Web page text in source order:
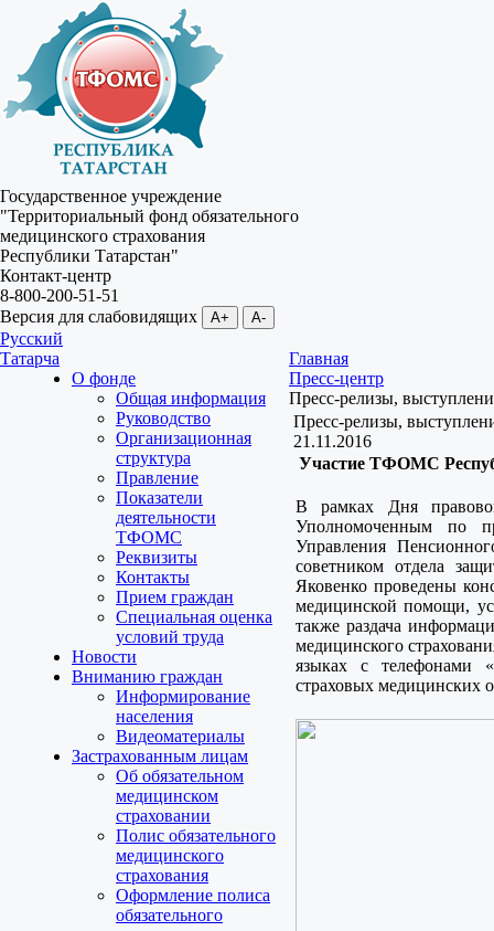
Государственное учреждение
"Территориальный фонд обязательного
медицинского страхования
Республики Татарстан"
Контакт-центр
8-800-200-51-51
Версия для слабовидящих
A+ A-
Русский
Татарча
О фонде
Общая информация
Руководство
Организационная
структура
Правление
Показатели
деятельности
ТФОМС
Реквизиты
Контакты
Прием граждан
Специальная оценка
условий труда
Новости
Вниманию граждан
Информирование
населения
Видеоматериалы
Застрахованным лицам
Об обязательном
медицинском
страховании
Полис обязательного
медицинского
страхования
Оформление полиса
обязательного
Главная
Пресс-центр
Пресс-релизы,
Пресс-релизы,
21.11.2016
Участие ТФОМС
В рамках Дня
Уполномоченным по
Управления
советником отдела
Яковенко проведены
медицинской помощи,
также раздача
медицинского
языках с телефонами
страховых медицинских